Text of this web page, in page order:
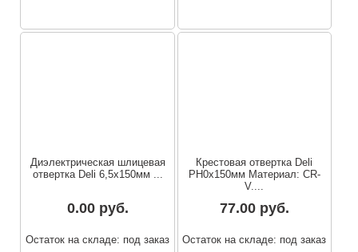
Диэлектрическая шлицевая
отвертка Deli 6,5х150мм ...
0.00 руб.
Остаток на складе: под заказ
Крестовая отвертка Deli
PH0x150мм Материал: CR-
V....
77.00 руб.
Остаток на складе: под заказ